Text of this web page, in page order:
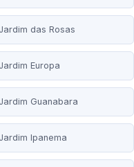
Jardim das Rosas
Jardim Europa
Jardim Guanabara
Jardim Ipanema